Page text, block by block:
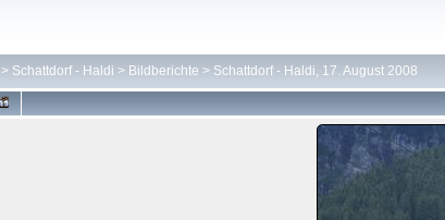
> Schattdorf - Haldi > Bildberichte > Schattdorf - Haldi, 17. August 2008